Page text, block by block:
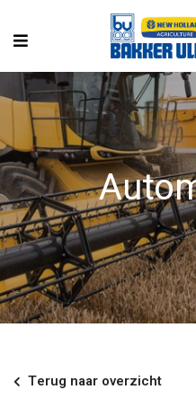
Terug naar overzicht